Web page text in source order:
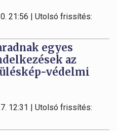
21:56 | Utolsó frissítés:
egyes
az
védelmi
12:31 | Utolsó frissítés: